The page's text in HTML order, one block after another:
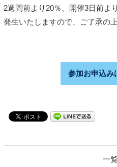
2週間前より20％、開催3日前よ
発生いたしますので、ご了承の
参加お申込み
一